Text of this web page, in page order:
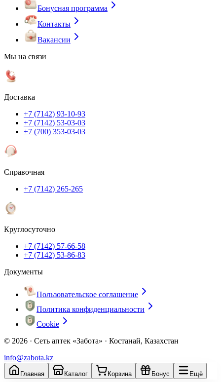
Бонусная программа
Контакты
Вакансии
Мы на связи
Доставка
+7 (7142) 93-10-93
+7 (7142) 53-03-03
+7 (700) 353-03-03
Справочная
+7 (7142) 265-265
Круглосуточно
+7 (7142) 57-66-58
+7 (7142) 53-86-83
Документы
Пользовательское соглашение
Политика конфиденциальности
Cookie
© 2026 · Сеть аптек «Забота» · Костанай, Казахстан
info@zabota.kz
Главная Каталог Корзина Бонус Ещё